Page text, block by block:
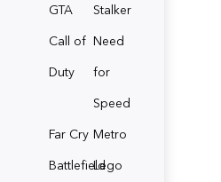
GTA
Stalker
Call of
Duty
Need
for
Speed
Far Cry Metro
BattlefieldLego